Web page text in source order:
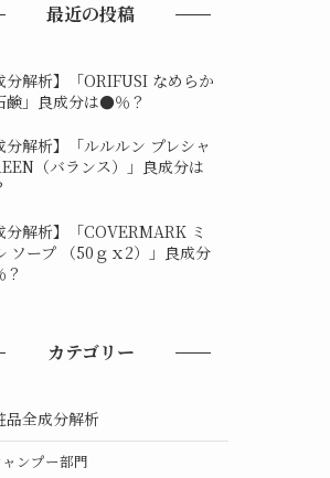
最近の投稿
分解析】「ORIFUSI なめらか
鹸」良成分は●％？
分解析】「ルルルン プレシャ
（バランス）」良成分は
分解析】「COVERMARK ミ
ソープ （50ｇｘ2）」良成分
カテゴリー
品全成分解析
ャンプー部門